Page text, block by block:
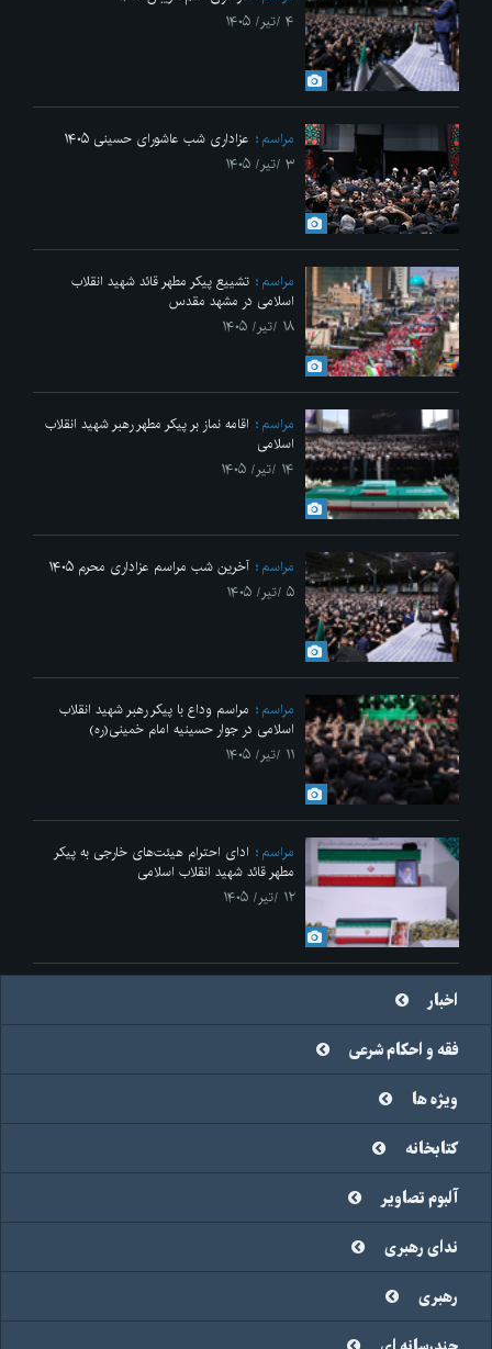
۴ /تیر/ ۱۴۰۵
مراسم
عزاداری شب عاشورای حسینی ۱۴۰۵
۳ /تیر/ ۱۴۰۵
مراسم
تشییع پیکر مطهر قائد شهید انقلاب
اسلامی در مشهد مقدس
۱۸ /تیر/ ۱۴۰۵
مراسم
اقامه نماز بر پیکر مطهر رهبر شهید انقلاب
اسلامی
۱۴ /تیر/ ۱۴۰۵
مراسم
آخرین شب مراسم عزاداری محرم ۱۴۰۵
۵ /تیر/ ۱۴۰۵
مراسم
مراسم وداع با پیکر رهبر شهید انقلاب
اسلامی در جوار حسینیه امام خمینی(ره)
۱۱ /تیر/ ۱۴۰۵
مراسم
ادای احترام هیئت‌های خارجی به پیکر
مطهر قائد شهید انقلاب اسلامی
۱۲ /تیر/ ۱۴۰۵
اخبار
فقه و احکام شرعی
ویژه ها
کتابخانه
آلبوم تصاویر
ندای رهبری
رهبری